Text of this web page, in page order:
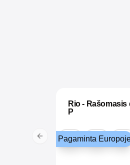
Previous slide
Rio -
P
Pagaminta